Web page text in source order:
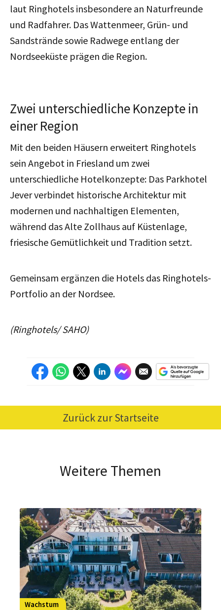
laut Ringhotels insbesondere an Naturfreunde
und Radfahrer. Das Wattenmeer, Grün- und
Sandstrände sowie Radwege entlang der
Nordseeküste prägen die Region.
Zwei unterschiedliche Konzepte in
einer Region
Mit den beiden Häusern erweitert Ringhotels
sein Angebot in Friesland um zwei
unterschiedliche Hotelkonzepte: Das Parkhotel
Jever verbindet historische Architektur mit
modernen und nachhaltigen Elementen,
während das Alte Zollhaus auf Küstenlage,
friesische Gemütlichkeit und Tradition setzt.
Gemeinsam ergänzen die Hotels das Ringhotels-
Portfolio an der Nordsee.
(Ringhotels/ SAHO)
Zurück zur Startseite
Weitere Themen
Wachstum